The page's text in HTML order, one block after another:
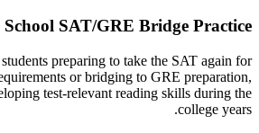
SAT/GRE Bridge Practice
preparing to take the SAT again for
or bridging to GRE preparation,
test-relevant reading skills during the
college years.